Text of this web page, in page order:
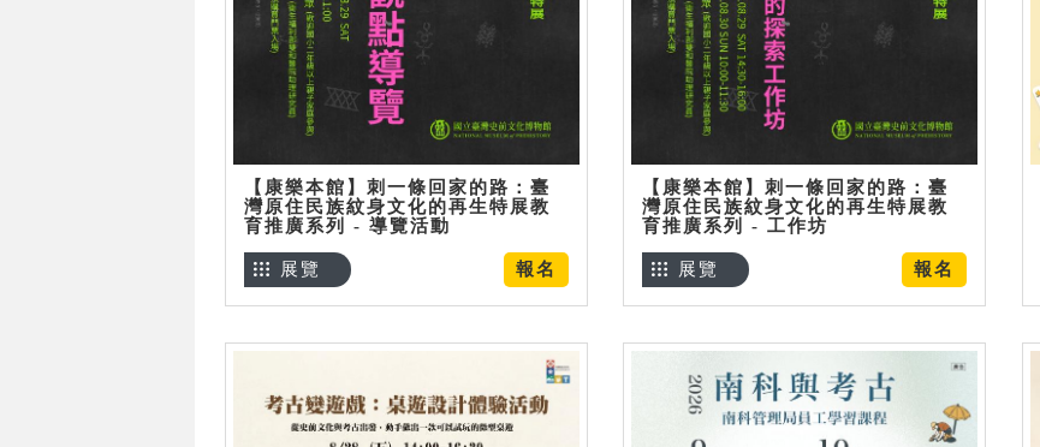
【康樂本館】刺一條回家的路：臺
灣原住民族紋身文化的再生特展教
育推廣系列 - 導覽活動
報名
展覽
【康樂本館】刺一條回家的路：臺
灣原住民族紋身文化的再生特展教
育推廣系列 - 工作坊
報名
展覽